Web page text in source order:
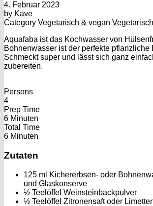
4. Februar 2023
by Kave
Category Vegetarisch & vegan
Aquafaba ist das Kochwasser von
Bohnenwasser ist der perfekte pflanzliche
Schmeckt super und lässt sich ganz
zubereiten.
Persons
4
Prep Time
6 Minuten
Total Time
6 Minuten
Zutaten
125 ml Kichererbsen- oder
und Glaskonserve
½ Teelöffel Weinsteinbackpulver
½ Teelöffel Zitronensaft oder